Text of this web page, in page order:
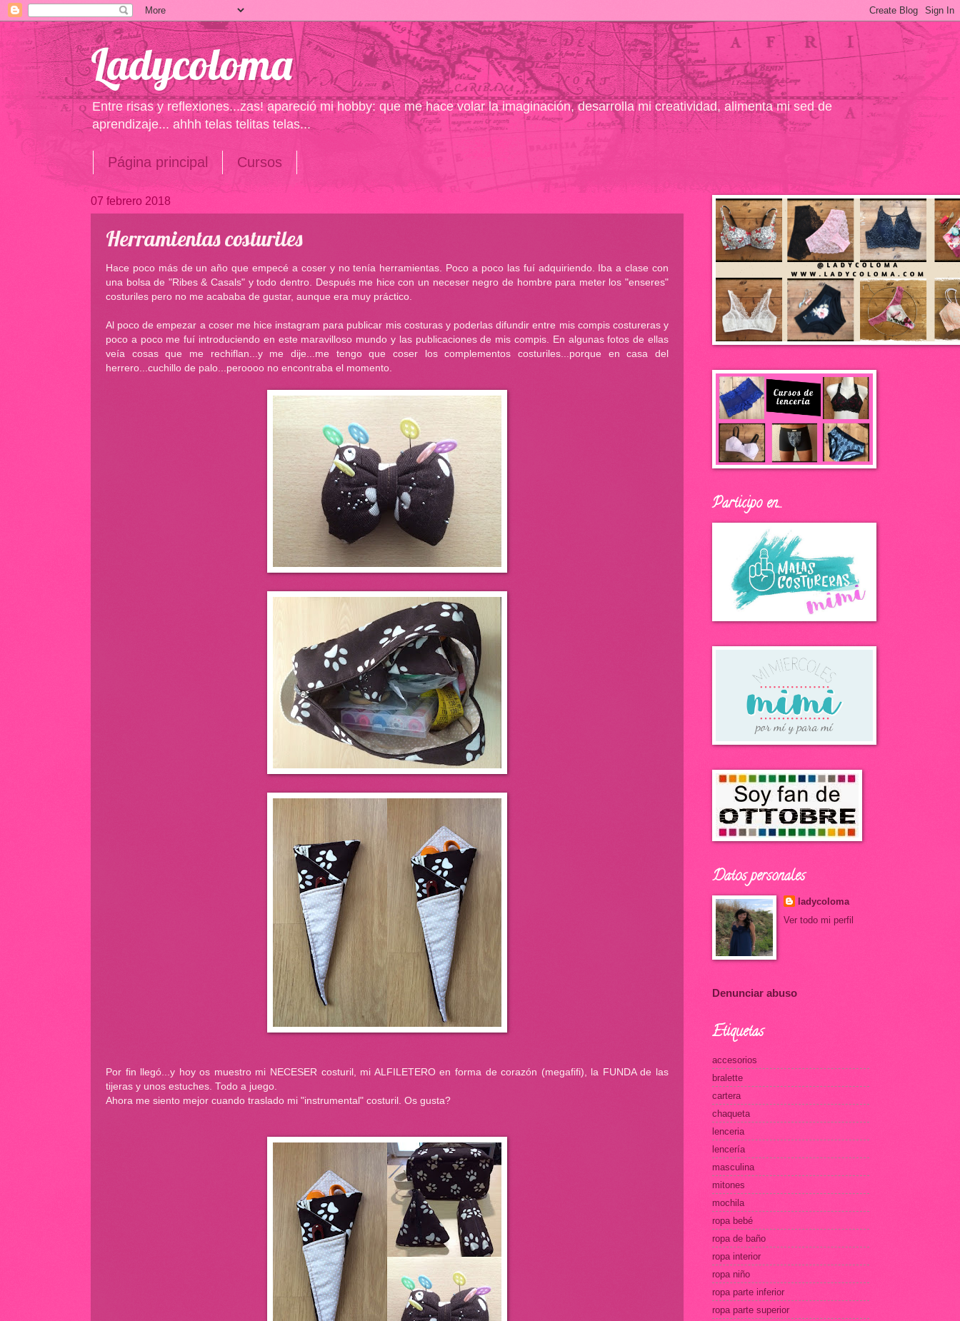
Ladycoloma
Entre risas y reflexiones...zas! apareció mi hobby: que me hace volar la imaginación, desarrolla mi creatividad, alimenta mi sed de
aprendizaje... ahhh telas telitas telas...
Página principal Cursos
07 febrero 2018
Herramientas costuriles
Hace poco más de un año que empecé a coser y no tenía herramientas. Poco a poco las fuí adquiriendo. Iba a clase con
una bolsa de "Ribes & Casals" y todo dentro. Después me hice con un neceser negro de hombre para meter los "enseres"
costuriles pero no me acababa de gustar, aunque era muy práctico.
Al poco de empezar a coser me hice instagram para publicar mis costuras y poderlas difundir entre mis compis costureras y
poco a poco me fuí introduciendo en este maravilloso mundo y las publicaciones de mis compis. En algunas fotos de ellas
veía cosas que me rechiflan...y me dije...me tengo que coser los complementos costuriles...porque en casa del
herrero...cuchillo de palo...peroooo no encontraba el momento.
Por fin llegó...y hoy os muestro mi NECESER costuril, mi ALFILETERO en forma de corazón (megafifi), la FUNDA de las
tijeras y unos estuches. Todo a juego.
Ahora me siento mejor cuando traslado mi "instrumental" costuril. Os gusta?
Participo en...
Datos personales
ladycoloma
Ver todo mi perfil
Denunciar abuso
Etiquetas
accesorios
bralette
cartera
chaqueta
lenceria
lencería
masculina
mitones
mochila
ropa bebé
ropa de baño
ropa interior
ropa niño
ropa parte inferior
ropa parte superior